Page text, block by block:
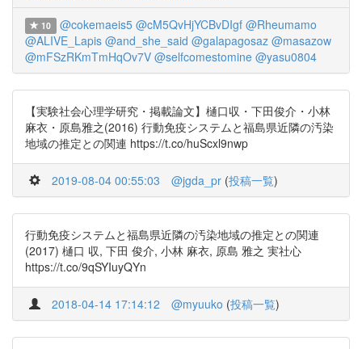
10 @cokemaeis5 @cM5QvHjYCBvDIgf @Rheumamo
@ALIVE_Lapis @and_she_said @galapagosaz @masazow
@mFSzRKmTmHqOv7V @selfcomestomine @yasu0804
【実験社会心理学研究・掲載論文】樋口収・下田俊介・小林
麻衣・原島雅之(2016) 行動免疫システムと福島県近隣の汚染
地域の推定との関連 https://t.co/huScxl9nwp
2019-08-04 00:55:03 @jgda_pr (投稿一覧)
行動免疫システムと福島県近隣の汚染地域の推定との関連
(2017) 樋口 収, 下田 俊介, 小林 麻衣, 原島 雅之 実社心
https://t.co/9qSYIuyQYn
2018-04-14 17:14:12 @myuuko (投稿一覧)